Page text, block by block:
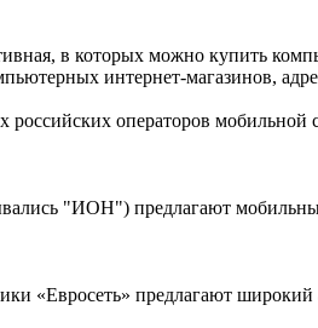
в которых можно купить
интернет-магазинов,
операторов мобильной
"ИОН") предлагают
«Евросеть» предлагают широкий